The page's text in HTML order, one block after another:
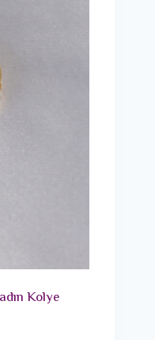
Kolye